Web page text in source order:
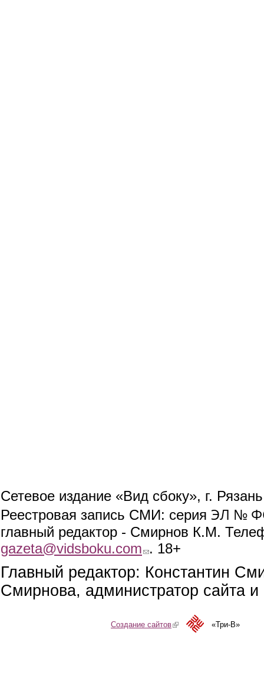
Сетевое издание «Вид сбоку», г.
Реестровая запись СМИ: серия ЭЛ №
главный редактор - Смирнов К.М.
gazeta@vidsboku.com (link sends e-mail)
. 18+
Главный редактор: Константин
Смирнова, администратор сайта
Создание сайтов(link is external)«Три-В»